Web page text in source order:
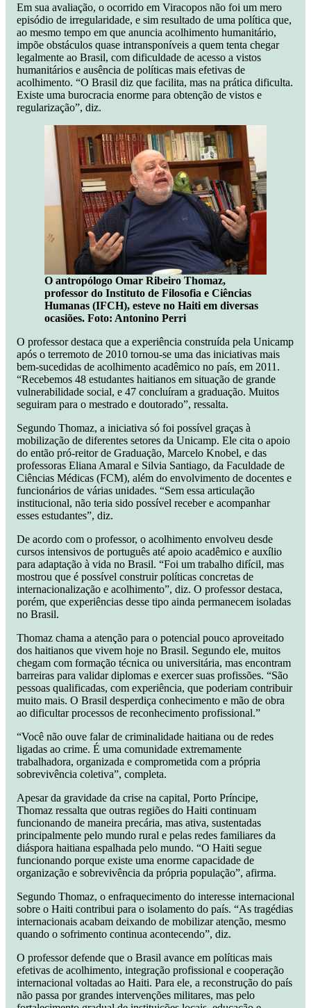
Em sua avaliação, o ocorrido em Viracopos não foi um mero
episódio de irregularidade, e sim resultado de uma política que,
ao mesmo tempo em que anuncia acolhimento humanitário,
impõe obstáculos quase intransponíveis a quem tenta chegar
legalmente ao Brasil, com dificuldade de acesso a vistos
humanitários e ausência de políticas mais efetivas de
acolhimento. “O Brasil diz que facilita, mas na prática dificulta.
Existe uma burocracia enorme para obtenção de vistos e
regularização”, diz.
O antropólogo Omar Ribeiro Thomaz,
professor do Instituto de Filosofia e Ciências
Humanas (IFCH), esteve no Haiti em diversas
ocasiões. Foto: Antonino Perri
O professor destaca que a experiência construída pela Unicamp
após o terremoto de 2010 tornou-se uma das iniciativas mais
bem-sucedidas de acolhimento acadêmico no país, em 2011.
“Recebemos 48 estudantes haitianos em situação de grande
vulnerabilidade social, e 47 concluíram a graduação. Muitos
seguiram para o mestrado e doutorado”, ressalta.
Segundo Thomaz, a iniciativa só foi possível graças à
mobilização de diferentes setores da Unicamp. Ele cita o apoio
do então pró-reitor de Graduação, Marcelo Knobel, e das
professoras Eliana Amaral e Silvia Santiago, da Faculdade de
Ciências Médicas (FCM), além do envolvimento de docentes e
funcionários de várias unidades. “Sem essa articulação
institucional, não teria sido possível receber e acompanhar
esses estudantes”, diz.
De acordo com o professor, o acolhimento envolveu desde
cursos intensivos de português até apoio acadêmico e auxílio
para adaptação à vida no Brasil. “Foi um trabalho difícil, mas
mostrou que é possível construir políticas concretas de
internacionalização e acolhimento”, diz. O professor destaca,
porém, que experiências desse tipo ainda permanecem isoladas
no Brasil.
Thomaz chama a atenção para o potencial pouco aproveitado
dos haitianos que vivem hoje no Brasil. Segundo ele, muitos
chegam com formação técnica ou universitária, mas encontram
barreiras para validar diplomas e exercer suas profissões. “São
pessoas qualificadas, com experiência, que poderiam contribuir
muito mais. O Brasil desperdiça conhecimento e mão de obra
ao dificultar processos de reconhecimento profissional.”
“Você não ouve falar de criminalidade haitiana ou de redes
ligadas ao crime. É uma comunidade extremamente
trabalhadora, organizada e comprometida com a própria
sobrevivência coletiva”, completa.
Apesar da gravidade da crise na capital, Porto Príncipe,
Thomaz ressalta que outras regiões do Haiti continuam
funcionando de maneira precária, mas ativa, sustentadas
principalmente pelo mundo rural e pelas redes familiares da
diáspora haitiana espalhada pelo mundo. “O Haiti segue
funcionando porque existe uma enorme capacidade de
organização e sobrevivência da própria população”, afirma.
Segundo Thomaz, o enfraquecimento do interesse internacional
sobre o Haiti contribui para o isolamento do país. “As tragédias
internacionais acabam deixando de mobilizar atenção, mesmo
quando o sofrimento continua acontecendo”, diz.
O professor defende que o Brasil avance em políticas mais
efetivas de acolhimento, integração profissional e cooperação
internacional voltadas ao Haiti. Para ele, a reconstrução do país
não passa por grandes intervenções militares, mas pelo